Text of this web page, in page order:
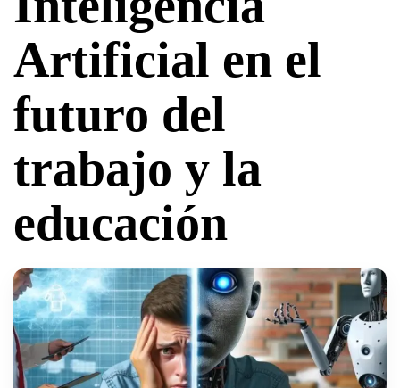
Artificial en el
futuro del
trabajo y la
educación